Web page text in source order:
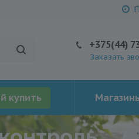
+375(44)
Заказать
купить